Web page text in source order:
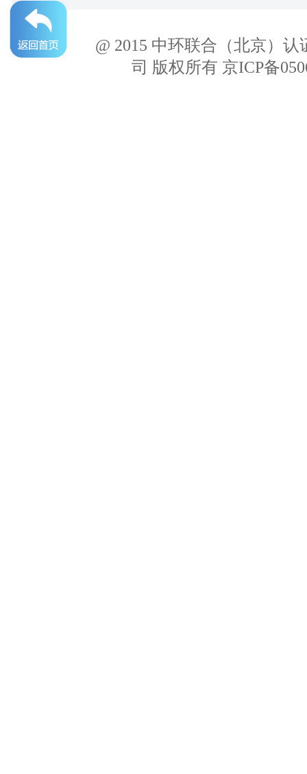
@ 2015 中环联合（北京）认
司 版权所有 京ICP备